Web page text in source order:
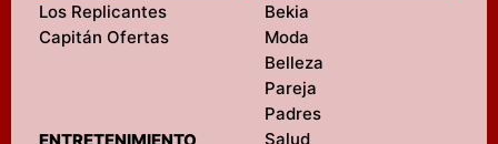
Los Replicantes
Capitán Ofertas
Bekia
Moda
Belleza
Pareja
Padres
Salud